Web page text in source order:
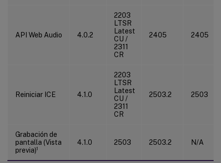
API Web Audio 4.0.2
2203
LTSR
Latest
CU /
2311
CR
2405 2405
Reiniciar ICE 4.1.0
2203
LTSR
Latest
CU /
2311
CR
2503.2 2503
Grabación de
pantalla (Vista
previa)¹
4.1.0 2503 2503.2 N/A